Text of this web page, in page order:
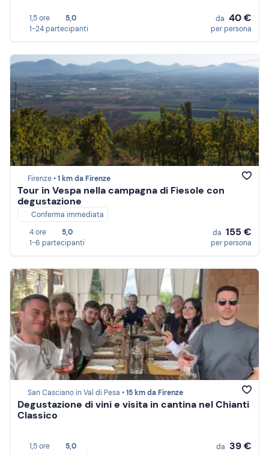
1,5 ore
5,0
1-24 partecipanti
da 40 €
per persona
Firenze •1 km da Firenze
Tour in Vespa nella campagna di Fiesole con
degustazione
Conferma immediata
4 ore
5,0
1-6 partecipanti
da 155 €
per persona
San Casciano in Val di Pesa •15 km da Firenze
Degustazione di vini e visita in cantina nel Chianti
Classico
1,5 ore
5,0
da 39 €